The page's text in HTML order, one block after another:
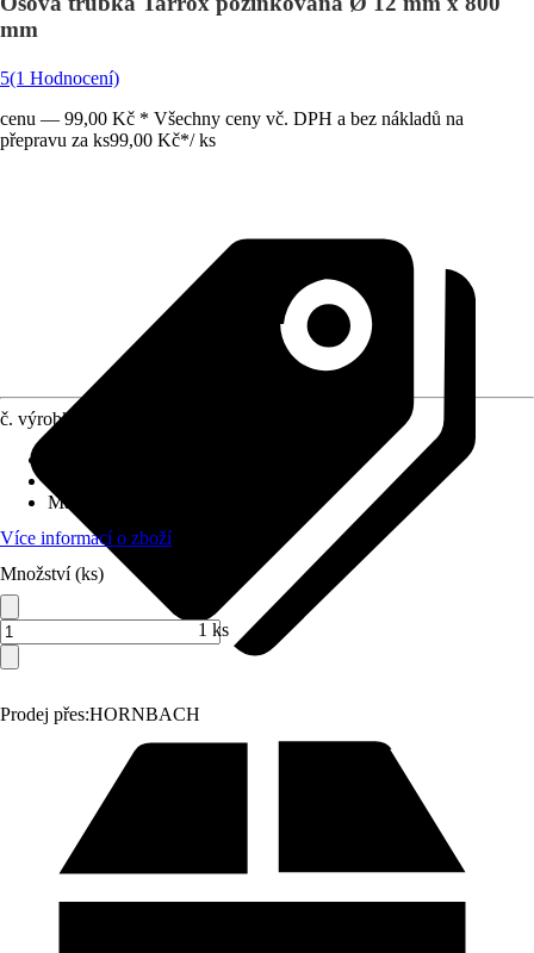
mm
5(1 Hodnocení)
cenu — 99,00 Kč * Všechny ceny vč. DPH a bez nákladů na
přepravu za ks99,00 Kč*/ ks
Prodej přes:HORNBACH
č. výrobku
Max. nosnost
Více informací o zboží
Množství (ks)
1 ks